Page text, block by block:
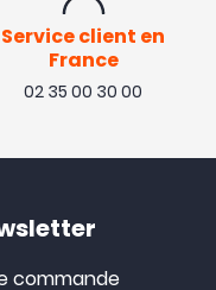
Service client en
France
02 35 00 30 00
commande